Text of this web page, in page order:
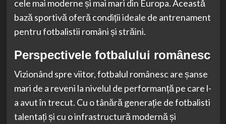
cele mai moderne și mai mari din Europa. Această
bază sportivă oferă condiții ideale de antrenament
pentru fotbalistii români și străini.
Perspectivele fotbalului românesc
Vizionând spre viitor, fotbalul românesc are șanse
mari de a reveni la nivelul de performanță pe care l-
a avut în trecut. Cu o tânără generație de fotbalisti
talentați și cu o infrastructură modernă și